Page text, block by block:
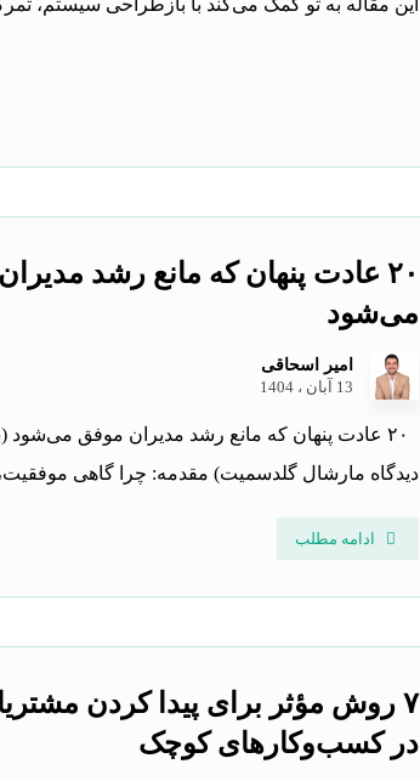
این مقاله به تو کمک می‌کند با بازطراحی سیستم،
۲۰ عادت پنهان که مانع رشد
می‌شود
امیر اسحاقی
13 آبان ، 1404
۲۰ عادت پنهان که مانع رشد مدیران موفق می‌شود
دیدگاه مارشال گلدسمیت) مقدمه: چرا گاهی
ادامه مطلب
۷ روش مؤثر برای پیدا کردن
در کسب‌وکارهای کوچک